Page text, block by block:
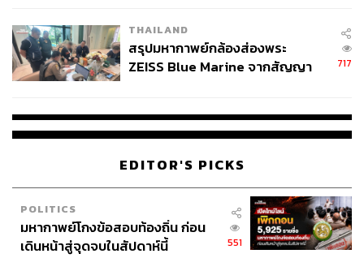
THAILAND
สรุปมหากาพย์กล้องส่องพระ
ZEISS Blue Marine จากสัญญา
จ่ายหนี้-แอบระบุแบรนด์
717
EDITOR'S PICKS
POLITICS
มหากาพย์โกงข้อสอบท้องถิ่น ก่อน
เดินหน้าสู่จุดจบในสัปดาห์นี้
551